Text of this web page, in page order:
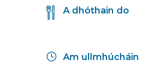
A dhóthain do
Am ullmhúcháin